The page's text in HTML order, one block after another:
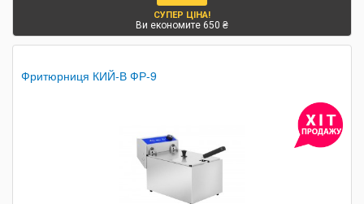
СУПЕР ЦІНА!
Ви економите 650 ₴
Фритюрниця КИЙ-В ФР-9